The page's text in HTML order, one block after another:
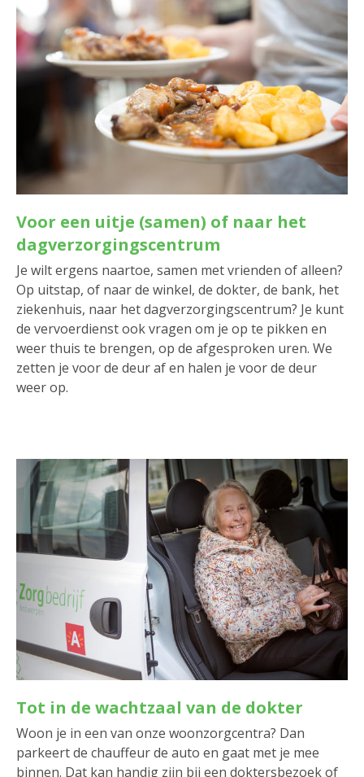
Voor een uitje (samen) of naar het
dagverzorgingscentrum
Je wilt ergens naartoe, samen met vrienden of alleen?
Op uitstap, of naar de winkel, de dokter, de bank, het
ziekenhuis, naar het dagverzorgingscentrum? Je kunt
de vervoerdienst ook vragen om je op te pikken en
weer thuis te brengen, op de afgesproken uren. We
zetten je voor de deur af en halen je voor de deur
weer op.
Tot in de wachtzaal van de dokter
Woon je in een van onze woonzorgcentra? Dan
parkeert de chauffeur de auto en gaat met je mee
binnen. Dat kan handig zijn bij een doktersbezoek of